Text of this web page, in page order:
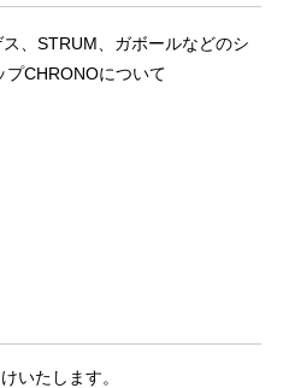
、STRUM、ガボールなどのシ
プCHRONOについて
いたします。